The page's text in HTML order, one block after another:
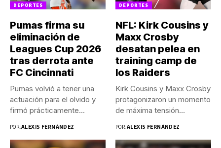
DEPORTES
Pumas firma su
eliminación de
Leagues Cup 2026
tras derrota ante
FC Cincinnati
Pumas volvió a tener una
actuación para el olvido y
firmó prácticamente...
POR:ALEXIS FERNÁNDEZ
DEPORTES
NFL: Kirk Cousins y
Maxx Crosby
desatan pelea en
training camp de
los Raiders
Kirk Cousins y Maxx Crosby
protagonizaron un momento
de máxima tensión
POR:ALEXIS FERNÁNDEZ